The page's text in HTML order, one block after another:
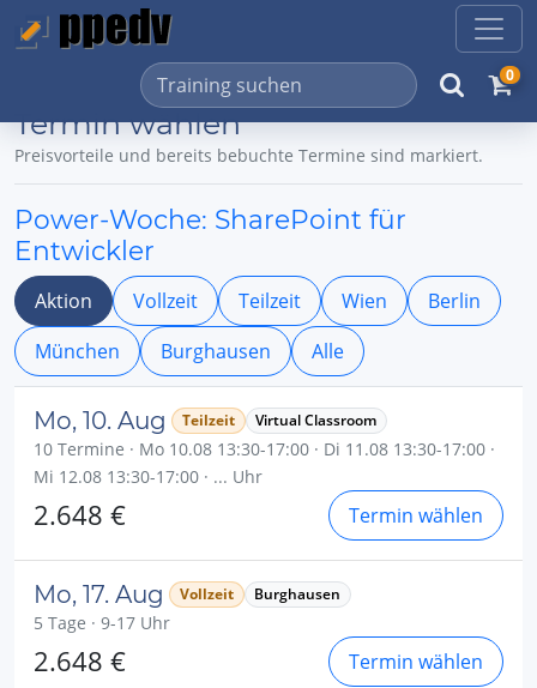
0
Termin wählen
Preisvorteile und bereits bebuchte Termine sind markiert.
Power-Woche: SharePoint für
Entwickler
Aktion Vollzeit Teilzeit Wien
Berlin
München
Burghausen Alle
Mo, 10. Aug Teilzeit Virtual Classroom
10 Termine · Mo 10.08 13:30-17:00 · Di 11.08 13:30-17:00 ·
Mi 12.08 13:30-17:00 · ... Uhr
2.648 € Termin wählen
Mo, 17. Aug Vollzeit Burghausen
5 Tage · 9-17 Uhr
2.648 € Termin wählen